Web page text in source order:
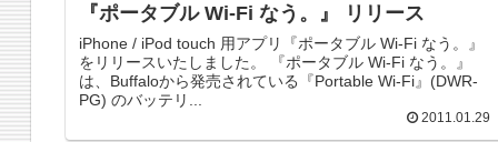
『ポータブル Wi-Fi なう。』 リリース
iPhone / iPod touch 用アプリ『ポータブル Wi-Fi なう。』
をリリースいたしました。 『ポータブル Wi-Fi なう。』
は、Buffaloから発売されている『Portable Wi-Fi』(DWR-
PG) のバッテリ...
2011.01.29